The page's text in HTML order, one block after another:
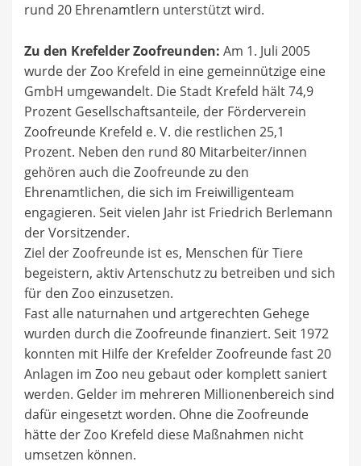
rund 20 Ehrenamtlern unterstützt wird.
Zu den Krefelder Zoofreunden: Am 1. Juli 2005
wurde der Zoo Krefeld in eine gemeinnützige eine
GmbH umgewandelt. Die Stadt Krefeld hält 74,9
Prozent Gesellschaftsanteile, der Förderverein
Zoofreunde Krefeld e. V. die restlichen 25,1
Prozent. Neben den rund 80 Mitarbeiter/innen
gehören auch die Zoofreunde zu den
Ehrenamtlichen, die sich im Freiwilligenteam
engagieren. Seit vielen Jahr ist Friedrich Berlemann
der Vorsitzender.
Ziel der Zoofreunde ist es, Menschen für Tiere
begeistern, aktiv Artenschutz zu betreiben und sich
für den Zoo einzusetzen.
Fast alle naturnahen und artgerechten Gehege
wurden durch die Zoofreunde finanziert. Seit 1972
konnten mit Hilfe der Krefelder Zoofreunde fast 20
Anlagen im Zoo neu gebaut oder komplett saniert
werden. Gelder im mehreren Millionenbereich sind
dafür eingesetzt worden. Ohne die Zoofreunde
hätte der Zoo Krefeld diese Maßnahmen nicht
umsetzen können.